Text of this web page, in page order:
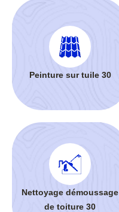
Peinture sur tuile 30
Nettoyage démoussage
de toiture 30